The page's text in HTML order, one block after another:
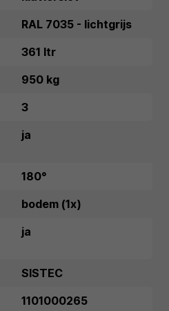
RAL 7035 - lichtgrijs
361 ltr
950 kg
3
ja
180°
bodem (1x)
ja
SISTEC
1101000265